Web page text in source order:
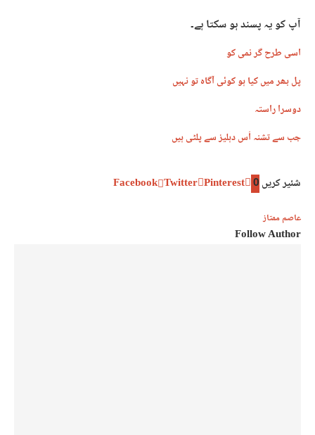
آپ کو یہ پسند ہو سکتا ہے۔
اسی طرح گر نمی کو
پل بھر میں کیا ہو کوئی آگاہ تو نہیں
دوسرا راستہ
جب سے تشنہ اُس دہلیز سے پلٹی ہیں
شئیر کریں0
Facebook Twitter Pinterest
عاصم ممتاز
Follow Author